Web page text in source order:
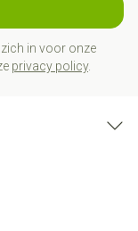
in voor onze
privacy policy.